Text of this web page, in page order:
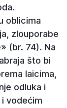
oblicima
zlouporabe
(br. 74). Na
što bi
laicima,
odluka i
vodećim